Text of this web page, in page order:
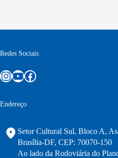
Redes Sociais
Instagram
Youtube
Facebook
Endereço
Setor Cultural Sul, Bloco A,
Brasília-DF, CEP: 70070-150
Ao lado da Rodoviária do